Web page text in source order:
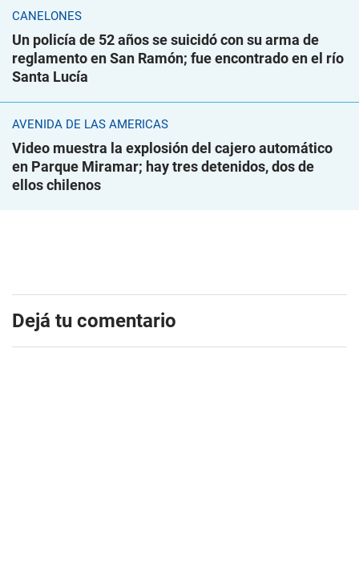
CANELONES
Un policía de 52 años se suicidó con su arma de
reglamento en San Ramón; fue encontrado en el río
Santa Lucía
AVENIDA DE LAS AMÉRICAS
Video muestra la explosión del cajero automático
en Parque Miramar; hay tres detenidos, dos de
ellos chilenos
Dejá tu comentario